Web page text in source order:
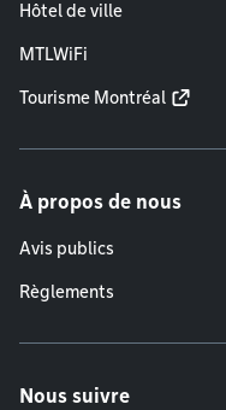
Hôtel de ville
MTLWiFi
Tourisme Montréal
À propos de nous
Avis publics
Règlements
Nous suivre